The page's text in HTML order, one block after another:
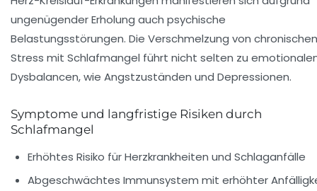
ungenügender Erholung auch psychische
Belastungsstörungen. Die Verschmelzung von
Stress mit Schlafmangel führt nicht selten zu
Dysbalancen, wie Angstzuständen und Depressionen.
Symptome und langfristige Risiken durch
Schlafmangel
Erhöhtes Risiko für Herzkrankheiten und Schlaganfälle
Abgeschwächtes Immunsystem mit erhöhter